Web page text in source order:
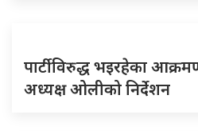
पार्टीविरुद्ध भइरहेका
अध्यक्ष ओलीको निर्देशन